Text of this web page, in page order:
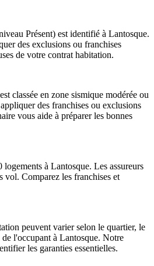
Présent) est identifié à Lantosque.
des exclusions ou franchises
de votre contrat habitation.
classée en zone sismique modérée ou
des franchises ou exclusions
vous aide à préparer les bonnes
à Lantosque. Les assureurs
vol. Comparez les franchises et
peuvent varier selon le quartier, le
l'occupant à Lantosque. Notre
les garanties essentielles.